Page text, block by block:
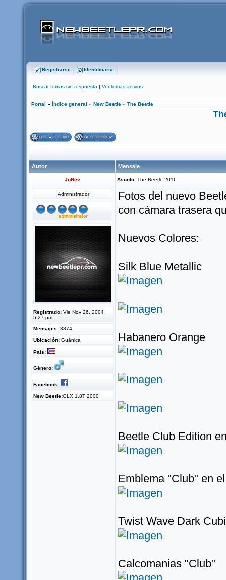
Registrarse Identificarse
Buscar temas sin respuesta | Ver temas activos
Portal » Índice general » New Beetle » The Beetle
Autor Mensaje
JoRev Asunto: The Beetle 2016
Administrador
Registrado: Vie Nov 26, 2004
5:27 pm
Mensajes: 3874
Ubicación: Guánica
País:
Género:
Facebook:
New Beetle:GLX 1.8T 2000
Fotos del nuevo
con cámara trasera
Nuevos Colores:
Silk Blue Metallic
Habanero Orange
Beetle Club Edition
Emblema "Club" en
Twist Wave Dark
Calcomanias "Club"